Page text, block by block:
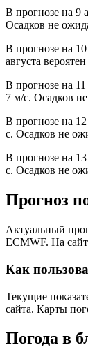
В прогнозе на 9
Осадков не
В прогнозе на
августа
В прогнозе на
7 м/с. Осадков
В прогнозе на
с. Осадков не
В прогнозе на
с. Осадков не
Прогноз
Актуальный
ECMWF. На
Как
Текущие
сайта. Карты
Погода в